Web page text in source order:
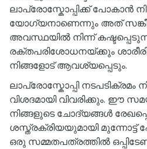
ലാപ്രോസ്കോപ്പിക്ക് പോകാൻ
യോഗ്യനാണെന്നും അത്
അവസ്ഥയിൽ നിന്ന്
രക്തപരിശോധനയ്ക്കും
നിങ്ങളോട് ആവശ്യപ്പെടും.
ലാപ്രോസ്കോപ്പി നടപടിക്രമം
വിശദമായി വിവരിക്കും. ഈ
നിങ്ങളുടെ ചോദ്യങ്ങൾ
ശസ്ത്രക്രിയയുമായി മുന്നോട്ട്
ഒരു സമ്മതപത്രത്തിൽ